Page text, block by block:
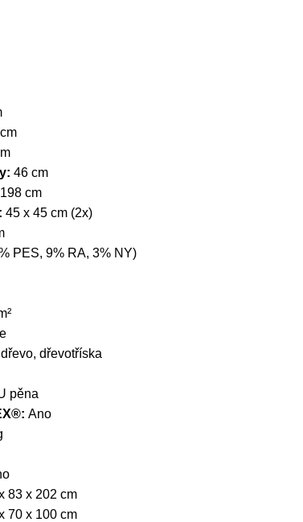
46 cm
cm
45 x 45 cm (2x)
PES, 9% RA, 3% NY)
dřevotříska
pěna
Ano
83 x 202 cm
70 x 100 cm